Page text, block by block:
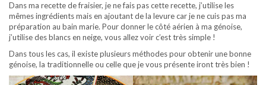
Dans ma recette de fraisier, je ne fais pas cette recette, j’utilise les
mêmes ingrédients mais en ajoutant de la levure car je ne cuis pas ma
préparation au bain marie. Pour donner le côté aérien à ma génoise,
j’utilise des blancs en neige, vous allez voir c’est très simple !
Dans tous les cas, il existe plusieurs méthodes pour obtenir une bonne
génoise, la traditionnelle ou celle que je vous présente iront très bien !